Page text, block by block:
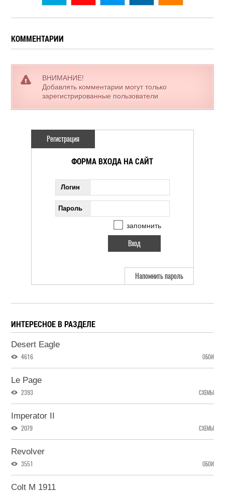
КОММЕНТАРИИ
ВНИМАНИЕ!
Добавлять комментарии могут только
зарегистрированные пользователи
Регистрация
ФОРМА ВХОДА НА САЙТ
Логин
Пароль
запомнить
Напомнить пароль
ИНТЕРЕСНОЕ В РАЗДЕЛЕ
Desert Eagle
4616 ОБОИ
Le Page
2393 СХЕМЫ
Imperator II
2079 СХЕМЫ
Revolver
3551 ОБОИ
Colt M 1911